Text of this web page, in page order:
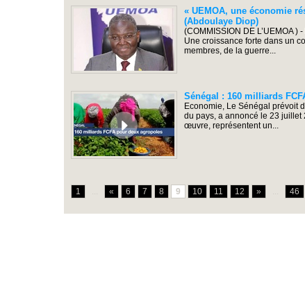
« UEMOA, une économie
(Abdoulaye Diop)
(COMMISSION DE L’UEMOA
Une croissance forte dans un
membres, de la guerre...
Sénégal : 160 milliards
Economie, Le Sénégal prévoit
du pays, a annoncé le 23 juillet
œuvre, représentent un...
1 ... « 6 7 8 9 10 11 12 » ... 46